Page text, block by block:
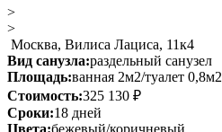
>
>
Москва, Вилиса Лациса, 11к4
Вид санузла:раздельный санузел
Площадь:ванная 2м2/туалет 0,8м2
Стоимость:325 130 ₽
Сроки:18 дней
Цвета:бежевый/коричневый